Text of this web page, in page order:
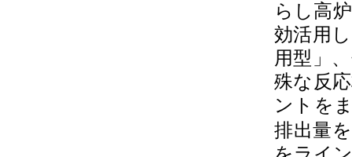
らし高
効活用
用型」
殊な反
ントを
排出量